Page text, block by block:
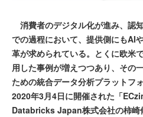
消費者のデジタル化が進み、認
での過程において、提供側にもAI
革が求められている。とくに欧米
用した事例が増えつつあり、その
ための統合データ分析プラットフ
2020年3月4日に開催された「
Databricks Japan株式会社の柿崎